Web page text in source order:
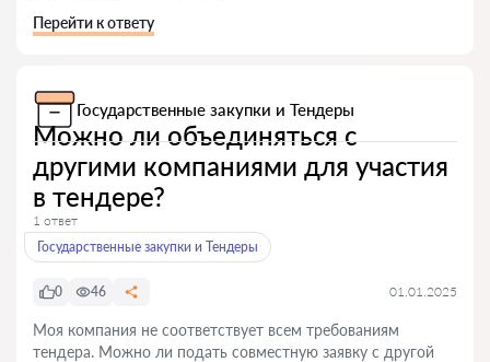
Перейти к ответу
Государственные закупки и Тендеры
Можно ли объединяться с
другими компаниями для участия
в тендере?
1 ответ
Государственные закупки и Тендеры
0 46 01.01.2025
Моя компания не соответствует всем требованиям
тендера. Можно ли подать совместную заявку с другой